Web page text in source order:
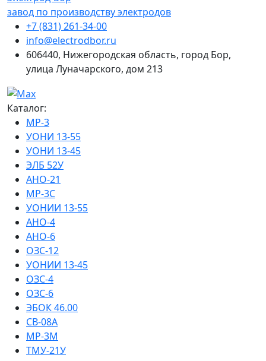
завод по производству электродов
+7 (831) 261-34-00
info@electrodbor.ru
606440, Нижегородская область, город Бор,
улица Луначарского, дом 213
Каталог:
МР-3
УОНИ 13-55
УОНИ 13-45
ЭЛБ 52У
АНО-21
МР-3С
УОНИИ 13-55
АНО-4
АНО-6
ОЗС-12
УОНИИ 13-45
ОЗС-4
ОЗС-6
ЭБОК 46.00
СВ-08А
МР-3М
ТМУ-21У